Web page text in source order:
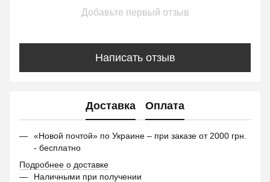
Добавьте первый отзыв
Написать отзыв
Доставка Оплата
«Новой почтой» по Украине – при заказе от 2000 грн.
- бесплатно
Подробнее о доставке
Наличными при получении